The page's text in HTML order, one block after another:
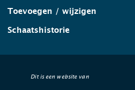
Toevoegen / wijzigen
Schaatshistorie
Dit is een website van